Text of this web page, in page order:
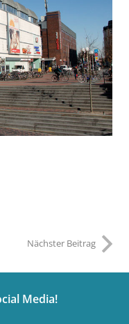
Nächster Beitrag
Media!